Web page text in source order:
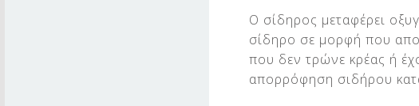
Ο σίδηρος μεταφέρει
σίδηρο σε μορφή που
που δεν τρώνε κρέας ή
απορρόφηση σιδήρου